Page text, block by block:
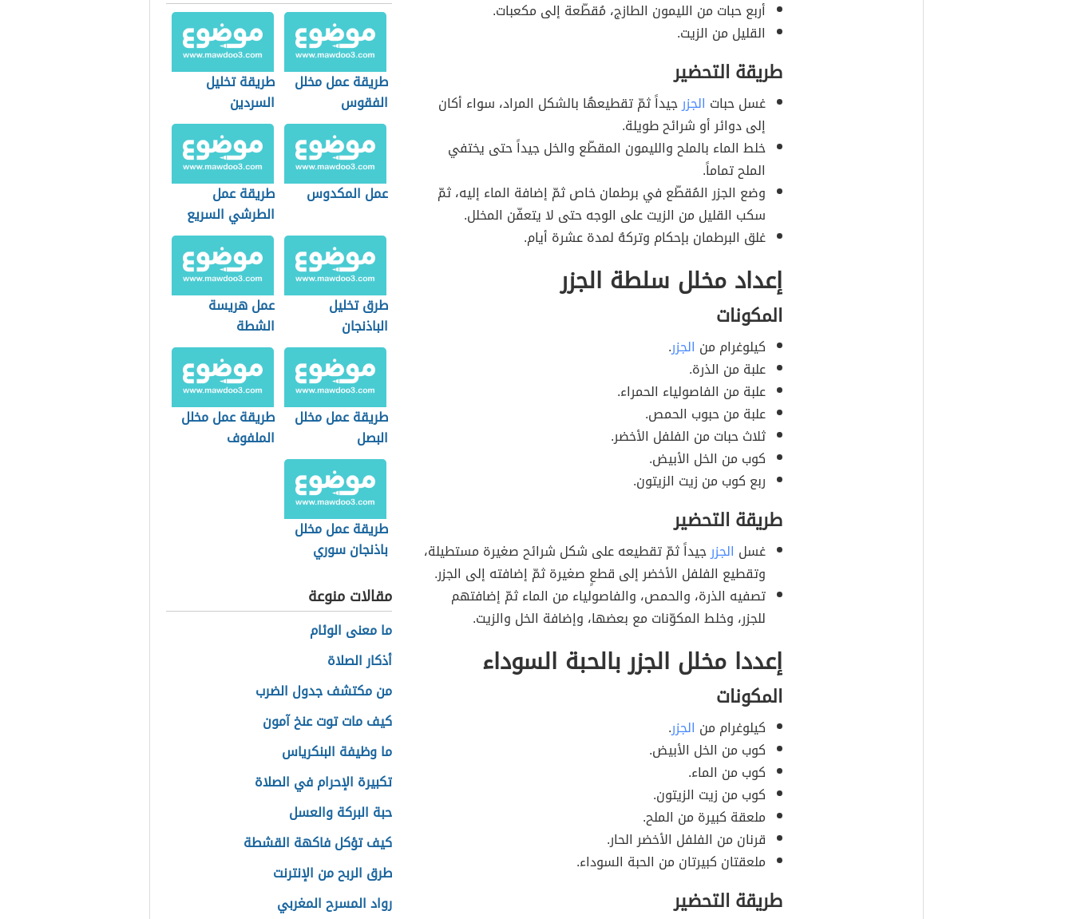
أربع حبات من الليمون الطازج، مُقطّعة إلى مكعبات.
القليل من الزيت.
طريقة التحضير
غسل حبات الجزرجيداً ثمّ تقطيعهُا بالشكل المراد، سواء أكان
إلى دوائر أو شرائح طويلة.
خلط الماء بالملح والليمون المقطّع والخل جيداً حتى يختفي
الملح تماماً.
وضع الجزر المُقطّع في برطمان خاص ثمّ إضافة الماء إليه، ثمّ
سكب القليل من الزيت على الوجه حتى لا يتعفّن المخلل.
غلق البرطمان بإحكام وتركهُ لمدة عشرة أيام.
إعداد مخلل سلطة الجزر
المكونات
كيلوغرام من الجزر.
علبة من الذرة.
علبة من الفاصولياء الحمراء.
علبة من حبوب الحمص.
ثلاث حبات من الفلفل الأخضر.
كوب من الخل الأبيض.
ربع كوب من زيت الزيتون.
طريقة التحضير
غسل الجزرجيداً ثمّ تقطيعه على شكل شرائح صغيرة مستطيلة،
وتقطيع الفلفل الأخضر إلى قطعٍ صغيرة ثمّ إضافته إلى الجزر.
تصفيه الذرة، والحمص، والفاصولياء من الماء ثمّ إضافتهم
للجزر، وخلط المكوّنات مع بعضها، وإضافة الخل والزيت.
إعددا مخلل الجزر بالحبة السوداء
المكونات
كيلوغرام من الجزر.
كوب من الخل الأبيض.
كوب من الماء.
كوب من زيت الزيتون.
ملعقة كبيرة من الملح.
قرنان من الفلفل الأخضر الحار.
ملعقتان كبيرتان من الحبة السوداء.
طريقة التحضير
طريقة عمل مخلل
الفقوس
طريقة تخليل
السردين
عمل المكدوس
طريقة عمل
الطرشي السريع
طرق تخليل
الباذنجان
عمل هريسة
الشطة
طريقة عمل مخلل
البصل
طريقة عمل مخلل
الملفوف
طريقة عمل مخلل
باذنجان سوري
مقالات منوعة
ما معنى الوئام
أذكار الصلاة
من مكتشف جدول الضرب
كيف مات توت عنخ آمون
ما وظيفة البنكرياس
تكبيرة الإحرام في الصلاة
حبة البركة والعسل
كيف تؤكل فاكهة القشطة
طرق الربح من الإنترنت
رواد المسرح المغربي